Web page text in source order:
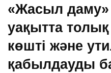
«Жасыл даму»
уақытта
көшті және
қабылдауды